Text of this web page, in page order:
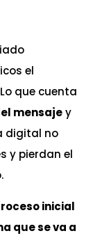
el
que cuenta
mensajey
digital no
y pierdan el
inicial
que se va a